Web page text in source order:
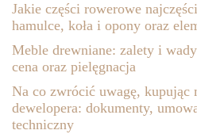
Jakie części rowerowe
hamulce, koła i opony oraz
Meble drewniane: zalety i
cena oraz pielęgnacja
Na co zwrócić uwagę, kupując
dewelopera: dokumenty,
techniczny